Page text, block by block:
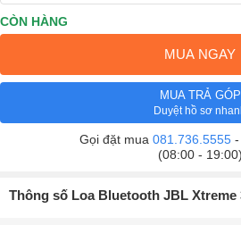
CÒN HÀNG
MUA NGAY
MUA TRẢ GÓP
Duyệt hồ sơ
Gọi đặt mua 081.736.5555-
(08:00 - 19:00)
Thông số Loa Bluetooth JBL Xtreme